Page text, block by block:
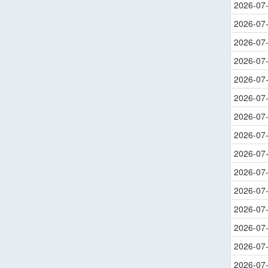
2026-
2026-
2026-
2026-
2026-
2026-
2026-
2026-
2026-
2026-
2026-
2026-
2026-
2026-
2026-